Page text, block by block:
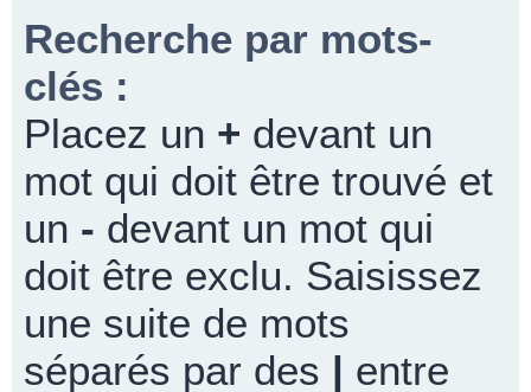
Recherche par mots-
clés :
Placez un + devant un
mot qui doit être trouvé et
un - devant un mot qui
doit être exclu. Saisissez
une suite de mots
séparés par des | entre